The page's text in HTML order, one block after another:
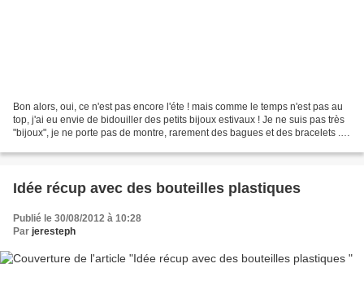
Bon alors, oui, ce n'est pas encore l'éte ! mais comme le temps n'est pas au
top, j'ai eu envie de bidouiller des petits bijoux estivaux ! Je ne suis pas très
"bijoux", je ne porte pas de montre, rarement des bagues et des bracelets ...
Idée récup avec des bouteilles plastiques
Publié le 30/08/2012 à 10:28
Par jeresteph